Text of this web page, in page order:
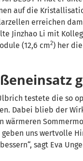
auf die
erreichen
Jinzhao Li mit
(12,6 cm2) her
testete die so
Dabei blieb der
uns wertvolle
sagt Eva